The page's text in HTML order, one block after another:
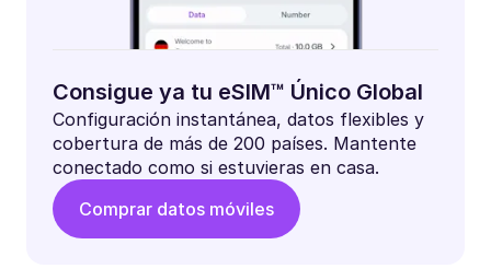
Consigue ya tu eSIM™ Único Global
Configuración instantánea, datos flexibles y
cobertura de más de 200 países. Mantente
conectado como si estuvieras en casa.
Comprar datos móviles